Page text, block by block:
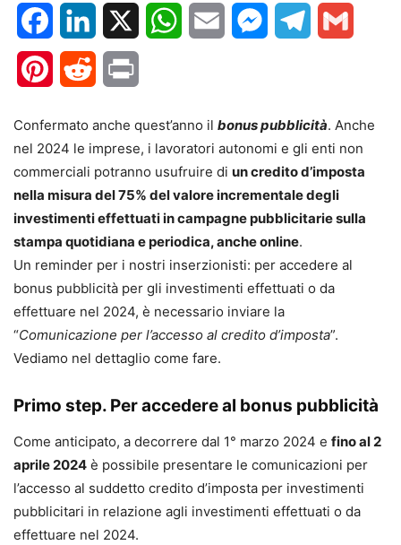
FacebookLinkedIn WhatsApp
Email MessengerTelegram
PinterestReddit
Confermato anche quest’anno il bonus pubblicità. Anche
nel 2024 le imprese, i lavoratori autonomi e gli enti non
commerciali potranno usufruire di un credito d’imposta
nella misura del 75% del valore incrementale degli
investimenti effettuati in campagne pubblicitarie sulla
stampa quotidiana e periodica, anche online.
Un reminder per i nostri inserzionisti: per accedere al
bonus pubblicità per gli investimenti effettuati o da
effettuare nel 2024, è necessario inviare la
“Comunicazione per l’accesso al credito d’imposta”.
Vediamo nel dettaglio come fare.
Primo step. Per accedere al bonus pubblicità
Come anticipato, a decorrere dal 1° marzo 2024 e fino al 2
aprile 2024 è possibile presentare le comunicazioni per
l’accesso al suddetto credito d’imposta per investimenti
pubblicitari in relazione agli investimenti effettuati o da
effettuare nel 2024.